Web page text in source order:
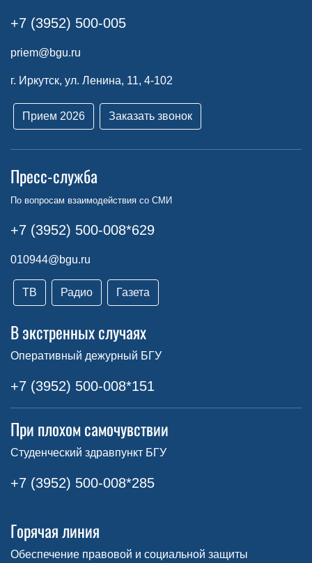
+7 (3952) 500-005
priem@bgu.ru
г. Иркутск, ул. Ленина, 11, 4-102
Прием 2026 Заказать звонок
Пресс-служба
По вопросам взаимодействия со СМИ
+7 (3952) 500-008*629
010944@bgu.ru
ТВ Радио Газета
В экстренных случаях
Оперативный дежурный БГУ
+7 (3952) 500-008*151
При плохом самочувствии
Студенческий здравпункт БГУ
+7 (3952) 500-008*285
Горячая линия
Обеспечение правовой и социальной защиты